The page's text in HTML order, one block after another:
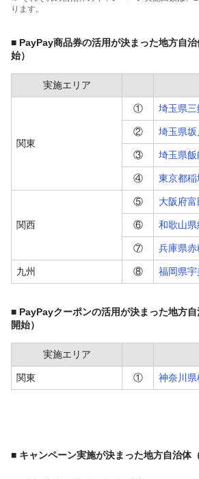
ります。
■ PayPay商品券の活用が決まった地方自
始）
実施エリア
関東
① 埼玉県三
② 埼玉県坂
③ 埼玉県飯
④ 東京都稲
関西
⑤ 大阪府
⑥ 和歌山
⑦ 兵庫県赤
九州 ⑧ 福岡県宇
■ PayPayクーポンの活用が決まった地方自
開始）
実施エリア
関東 ① 神奈川
■ キャンペーン実施が決まった地方自治体